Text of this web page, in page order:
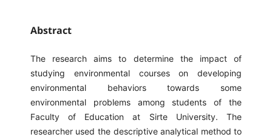
Abstract
The research aims to determine the impact of
studying environmental courses on developing
environmental behaviors towards some
environmental problems among students of the
Faculty of Education at Sirte University. The
researcher used the descriptive analytical method to